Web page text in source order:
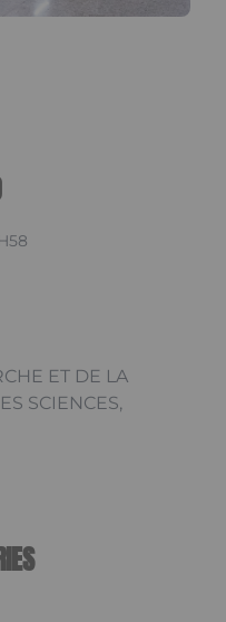
ET DE LA
SCIENCES,